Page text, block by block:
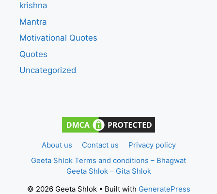
krishna
Mantra
Motivational Quotes
Quotes
Uncategorized
About us Contact us
Privacy policy
Geeta Shlok Terms and conditions – Bhagwat
Geeta Shlok – Gita Shlok
© 2026 Geeta Shlok• Built with GeneratePress